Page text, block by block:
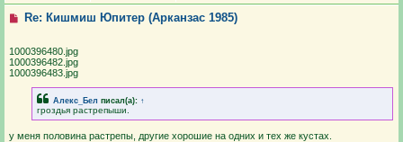
Re: Кишмиш Юпитер (Арканзас 1985)
1000396480.jpg
1000396482.jpg
1000396483.jpg
Алекс_Бел писал(а): ↑
гроздья растрепыши.
у меня половина растрепы, другие хорошие на одних и тех же кустах.